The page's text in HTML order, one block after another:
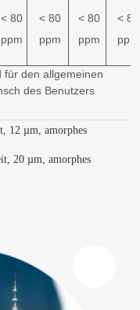
< 80
ppm
< 80
ppm
< 80
ppm
< 80
ppm
für den allgemeinen
des Benutzers
12 µm, amorphes
20 µm, amorphes